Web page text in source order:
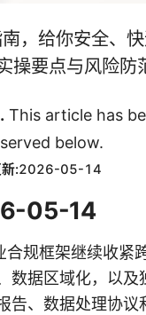
，给你安全、
操要点与风险防
This article has
below.
:2026-05-14
05-14
规框架继续收紧
数据区域化，以
告、数据处理协